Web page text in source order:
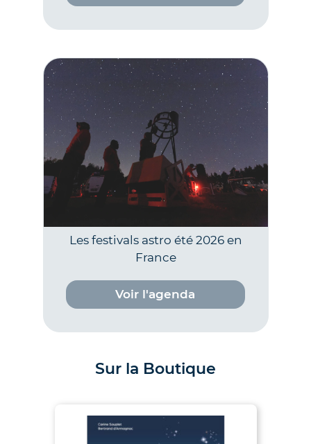
Les festivals astro été 2026 en
France
Voir l'agenda
Sur la Boutique